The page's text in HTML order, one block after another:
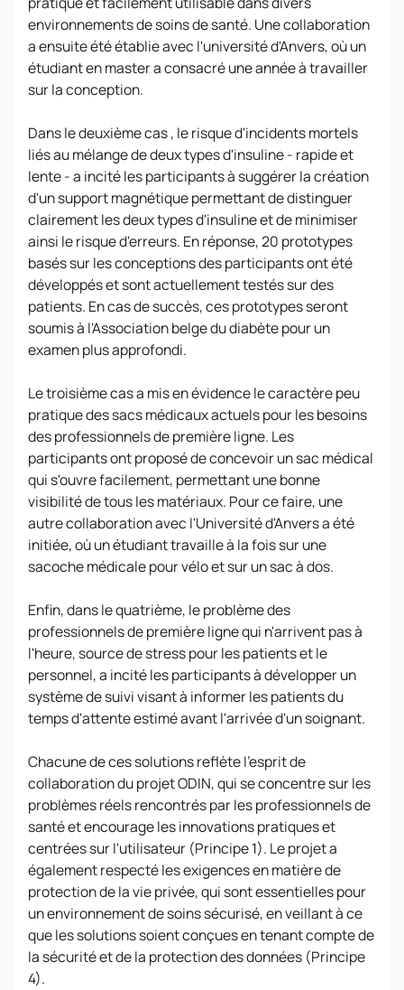
environnements de soins de santé. Une collaboration
a ensuite été établie avec l'université d'Anvers, où un
étudiant en master a consacré une année à travailler
sur la conception.
Dans le deuxième cas , le risque d'incidents mortels
liés au mélange de deux types d'insuline - rapide et
lente - a incité les participants à suggérer la création
d'un support magnétique permettant de distinguer
clairement les deux types d'insuline et de minimiser
ainsi le risque d'erreurs. En réponse, 20 prototypes
basés sur les conceptions des participants ont été
développés et sont actuellement testés sur des
patients. En cas de succès, ces prototypes seront
soumis à l'Association belge du diabète pour un
examen plus approfondi.
Le troisième cas a mis en évidence le caractère peu
pratique des sacs médicaux actuels pour les besoins
des professionnels de première ligne. Les
participants ont proposé de concevoir un sac médical
qui s'ouvre facilement, permettant une bonne
visibilité de tous les matériaux. Pour ce faire, une
autre collaboration avec l'Université d'Anvers a été
initiée, où un étudiant travaille à la fois sur une
sacoche médicale pour vélo et sur un sac à dos.
Enfin, dans le quatrième, le problème des
professionnels de première ligne qui n'arrivent pas à
l'heure, source de stress pour les patients et le
personnel, a incité les participants à développer un
système de suivi visant à informer les patients du
temps d'attente estimé avant l'arrivée d'un soignant.
Chacune de ces solutions reflète l'esprit de
collaboration du projet ODIN, qui se concentre sur les
problèmes réels rencontrés par les professionnels de
santé et encourage les innovations pratiques et
centrées sur l'utilisateur (Principe 1). Le projet a
également respecté les exigences en matière de
protection de la vie privée, qui sont essentielles pour
un environnement de soins sécurisé, en veillant à ce
que les solutions soient conçues en tenant compte de
la sécurité et de la protection des données (Principe
4).